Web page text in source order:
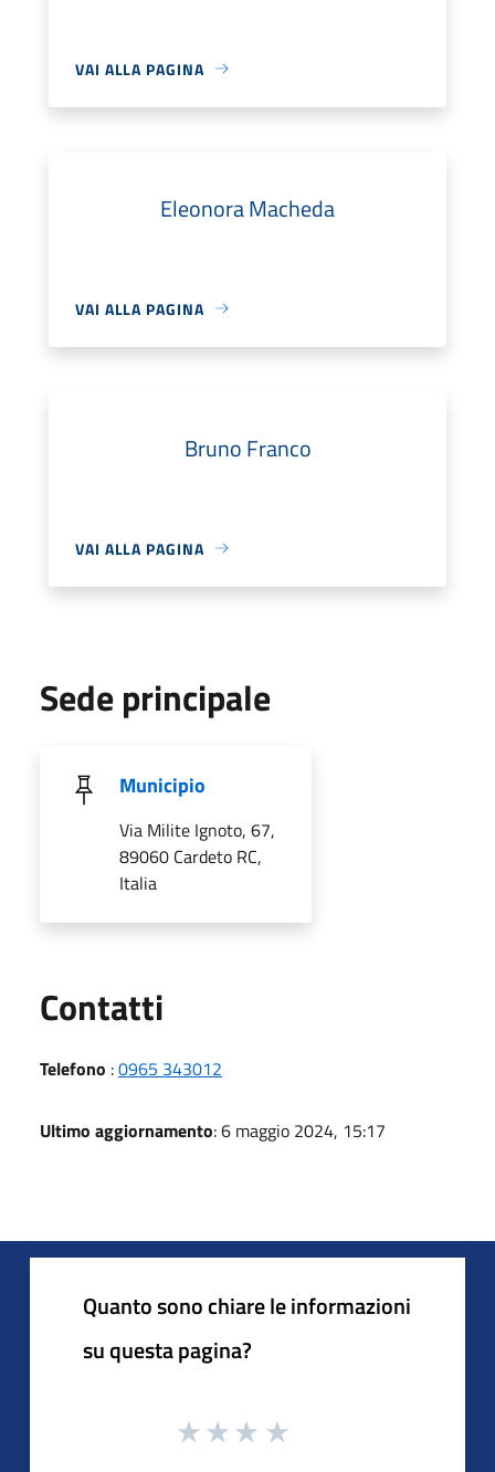
VAI ALLA PAGINA
Eleonora Macheda
VAI ALLA PAGINA
Bruno Franco
VAI ALLA PAGINA
Sede principale
Municipio
Via Milite Ignoto, 67,
89060 Cardeto RC,
Italia
Contatti
Telefono :0965 343012
Ultimo aggiornamento: 6 maggio 2024, 15:17
Quanto sono chiare le informazioni
su questa pagina?